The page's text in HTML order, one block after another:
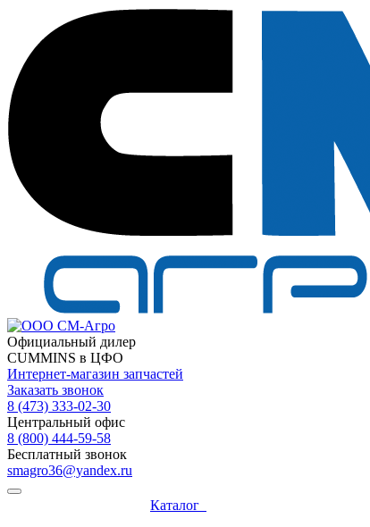
Официальный дилер
CUMMINS в ЦФО
Интернет-магазин запчастей
Заказать звонок
8 (473) 333-02-30
Центральный офис
8 (800) 444-59-58
Бесплатный звонок
smagro36@yandex.ru
Каталог